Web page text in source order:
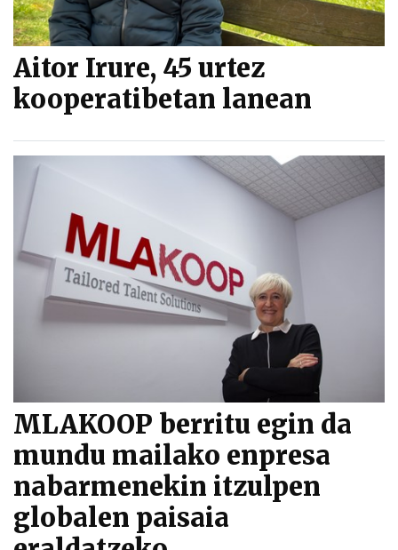
Aitor Irure, 45 urtez
kooperatibetan lanean
MLAKOOP berritu egin da
mundu mailako enpresa
nabarmenekin itzulpen
globalen paisaia